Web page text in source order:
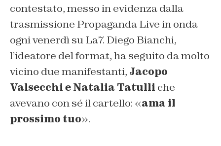
contestato, messo in evidenza dalla
trasmissione Propaganda Live in onda
ogni venerdì su La7. Diego Bianchi,
l’ideatore del format, ha seguito da molto
vicino due manifestanti, Jacopo
Valsecchi e Natalia Tatulli che
avevano con sé il cartello: «ama il
prossimo tuo».